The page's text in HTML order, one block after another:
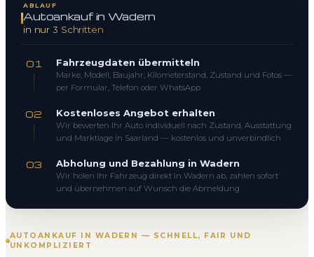
AUTOANKAUF IN WADERN — SCHNELL, FAIR UND
UNKOMPLIZIERT
ABLAUF
Autoankauf in Wadern
in nur 3 Schritten
01 Fahrzeugdaten übermitteln
Marke, Modell, Baujahr, Kilometerstand, Zustand und Fotos —
per Formular, Telefon oder WhatsApp
02 Kostenloses Angebot erhalten
Wir bewerten Ihr Auto individuell nach Zustand, Ausstattung
und Marktlage in Saarland — kostenlos und unverbindlich
03 Abholung und Bezahlung in Wadern
Wir holen Ihr Fahrzeug direkt in Wadern ab, zahlen sofort
und übernehmen auf Wunsch die Abmeldung